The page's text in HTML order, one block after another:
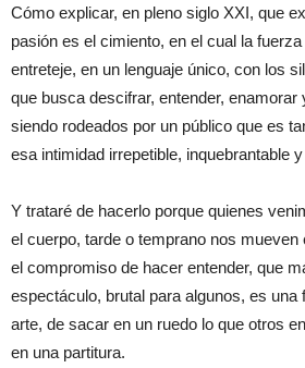
Cómo explicar, en pleno siglo XXI, que
pasión es el cimiento, en el cual la
entreteje, en un lenguaje único, con los
que busca descifrar, entender, enamorar
siendo rodeados por un público que es
esa intimidad irrepetible, inquebrantable
Y trataré de hacerlo porque quienes
el cuerpo, tarde o temprano nos
el compromiso de hacer entender, que
espectáculo, brutal para algunos, es una
arte, de sacar en un ruedo lo que otros
en una partitura.